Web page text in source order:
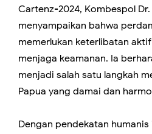
Cartenz-2024, Kombespol Dr.
menyampaikan bahwa
memerlukan keterlibatan
menjaga keamanan. Ia
menjadi salah satu langkah
Papua yang damai dan
Dengan pendekatan